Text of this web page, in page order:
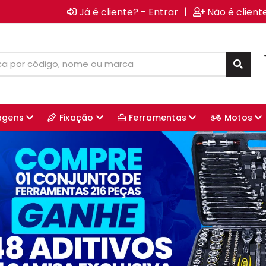
Já é cliente? - Entrar | Não é
Fixação Ferramentas Motos